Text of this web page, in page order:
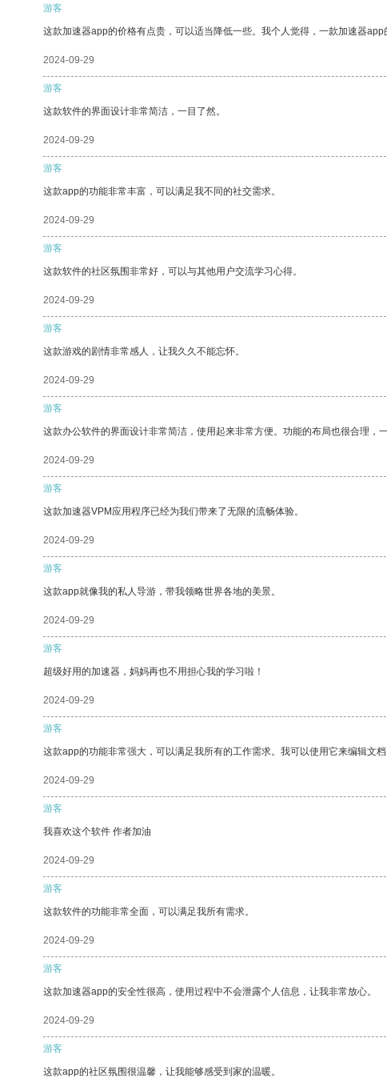
游客
这款加速器app的价格有点贵，可以适当降低一些。我个人觉得，一款加速器app
2024-09-29
游客
这款软件的界面设计非常简洁，一目了然。
2024-09-29
游客
这款app的功能非常丰富，可以满足我不同的社交需求。
2024-09-29
游客
这款软件的社区氛围非常好，可以与其他用户交流学习心得。
2024-09-29
游客
这款游戏的剧情非常感人，让我久久不能忘怀。
2024-09-29
游客
这款办公软件的界面设计非常简洁，使用起来非常方便。功能的布局也很合理，一
2024-09-29
游客
这款加速器VPM应用程序已经为我们带来了无限的流畅体验。
2024-09-29
游客
这款app就像我的私人导游，带我领略世界各地的美景。
2024-09-29
游客
超级好用的加速器，妈妈再也不用担心我的学习啦！
2024-09-29
游客
这款app的功能非常强大，可以满足我所有的工作需求。我可以使用它来编辑文
2024-09-29
游客
我喜欢这个软件 作者加油
2024-09-29
游客
这款软件的功能非常全面，可以满足我所有需求。
2024-09-29
游客
这款加速器app的安全性很高，使用过程中不会泄露个人信息，让我非常放心。
2024-09-29
游客
这款app的社区氛围很温馨，让我能够感受到家的温暖。